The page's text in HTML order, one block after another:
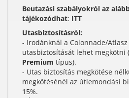
Beutazási szabályokról az
tájékozódhat: ITT
Utasbiztosításról:
- Irodánknál a Colonnade/
utasbiztosítását lehet megkötni (
Premium típus).
- Utas biztosítás megkötése
megkötésénél az útlemondási
15%.